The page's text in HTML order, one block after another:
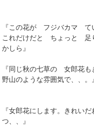
『この花が フジバカマ て
これだけだと ちょっと
かしら』
『同じ秋の七草の 女郎花
野山のような雰囲気で、、。
『女郎花にします。きれい
つ、、』